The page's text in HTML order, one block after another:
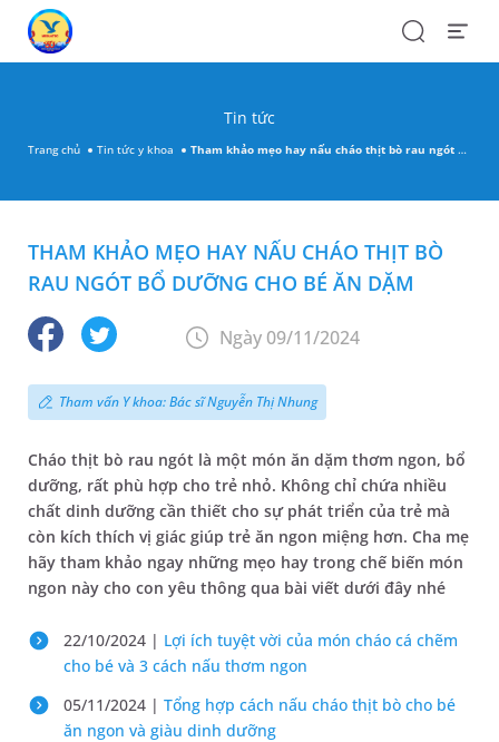
SearchOpen
Tin tức
Trang chủ Tin tức y khoa Tham khảo mẹo hay nấu cháo thịt bò rau ngót bổ dưỡng cho bé ăn dặm
THAM KHẢO MẸO HAY NẤU CHÁO THỊT BÒ
RAU NGÓT BỔ DƯỠNG CHO BÉ ĂN DẶM
Ngày 09/11/2024
Tham vấn Y khoa: Bác sĩ Nguyễn Thị Nhung
Cháo thịt bò rau ngót là một món ăn dặm thơm ngon, bổ
dưỡng, rất phù hợp cho trẻ nhỏ. Không chỉ chứa nhiều
chất dinh dưỡng cần thiết cho sự phát triển của trẻ mà
còn kích thích vị giác giúp trẻ ăn ngon miệng hơn. Cha mẹ
hãy tham khảo ngay những mẹo hay trong chế biến món
ngon này cho con yêu thông qua bài viết dưới đây nhé
22/10/2024 | Lợi ích tuyệt vời của món cháo cá chẽm
cho bé và 3 cách nấu thơm ngon
05/11/2024 | Tổng hợp cách nấu cháo thịt bò cho bé
ăn ngon và giàu dinh dưỡng